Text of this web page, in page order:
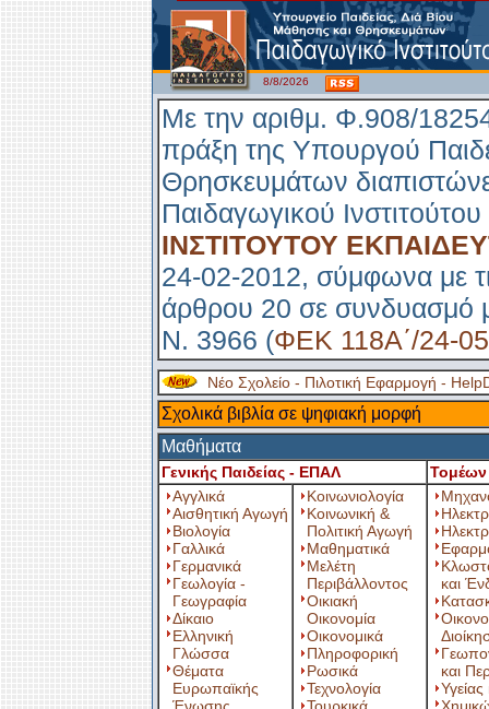
8/8/2026
Με την αριθμ. Φ.908/
πράξη της Υπουργού
Θρησκευμάτων
Παιδαγωγικού
ΙΝΣΤΙΤΟΥΤΟΥ
24-02-2012, σύμφωνα με
άρθρου 20 σε συνδυασμό
Ν. 3966 (ΦΕΚ 118Α΄/24-
Νέο Σχολείο - Πιλοτική Εφαρμογή -
Σχολικά βιβλία σε ψηφιακή μορφή
Μαθήματα
Γενικής Παιδείας - ΕΠΑΛ
Αγγλικά
Αισθητική Αγωγή
Βιολογία
Γαλλικά
Γερμανικά
Γεωλογία -
Γεωγραφία
Δίκαιο
Ελληνική
Γλώσσα
Θέματα
Ευρωπαϊκής
Κοινωνιολογία
Κοινωνική &
Πολιτική Αγωγή
Μαθηματικά
Μελέτη
Περιβάλλοντος
Οικιακή
Οικονομία
Οικονομικά
Πληροφορική
Ρωσικά
Τεχνολογία
και
και